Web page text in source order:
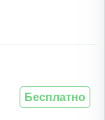
Бесплатно